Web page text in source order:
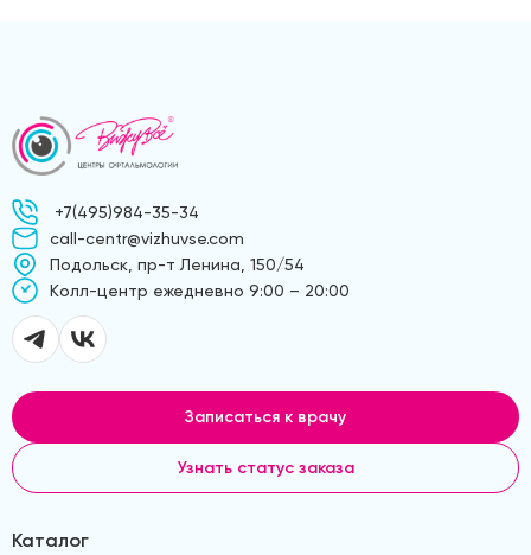
+7(495)984-35-34
call-centr@vizhuvse.com
Подольск, пр-т Ленина, 150/54
Kолл-центр ежедневно 9:00 – 20:00
Записаться к врачу
Узнать статус заказа
Каталог